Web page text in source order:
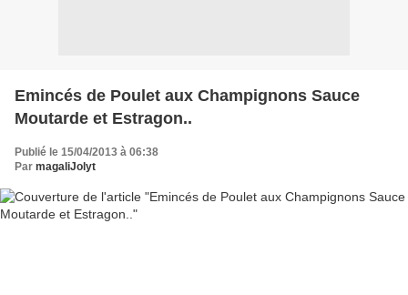
Emincés de Poulet aux Champignons Sauce
Moutarde et Estragon..
Publié le 15/04/2013 à 06:38
Par magaliJolyt